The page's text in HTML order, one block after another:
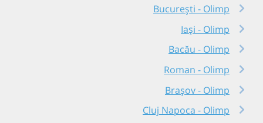
București - Olimp
Iași - Olimp
Bacău - Olimp
Roman - Olimp
Brașov - Olimp
Cluj Napoca - Olimp